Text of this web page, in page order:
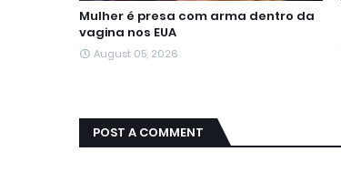
Mulher é presa com arma dentro da
vagina nos EUA
August 05, 2026
POST A COMMENT